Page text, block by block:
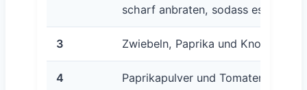
scharf anbraten, sodass es
3 Zwiebeln, Paprika und Knoblauch
4
Paprikapulver und Tomatenmark